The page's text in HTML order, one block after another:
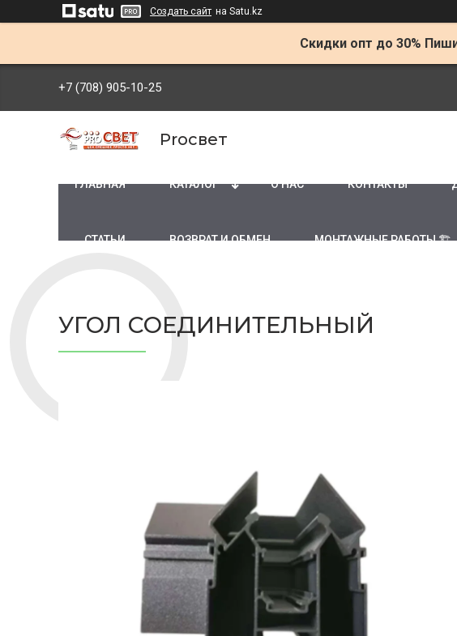
Создать сайт на Satu.kz
Скидки опт до 30%
+7 (708) 905-10-25
Proсвет
ГЛАВНАЯ КАТАЛОГ О НАС КОНТАКТЫ
СТАТЬИ ВОЗВРАТ И ОБМЕН МОНТАЖНЫЕ РАБОТЫ 🏗
УГОЛ СОЕДИНИТЕЛЬНЫЙ